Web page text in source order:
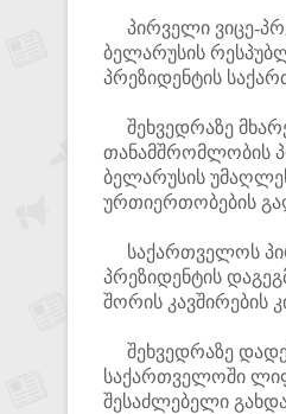
პირველი ვიცე-
ბელარუსის
პრეზიდენტის
შეხვედრაზე
თანამშრომლობის
ბელარუსის
ურთიერთობების
საქართველოს
პრეზიდენტის
შორის კავშირების
შეხვედრაზე
საქართველოში
შესაძლებელი